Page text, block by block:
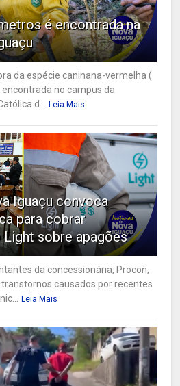
é encontrada na
da espécie caninana-vermelha (
no campus da
d...
Leia Mais
Iguaçu convoca
para cobrar
sobre apagões
da concessionária, Procon,
causados por recentes
Leia Mais